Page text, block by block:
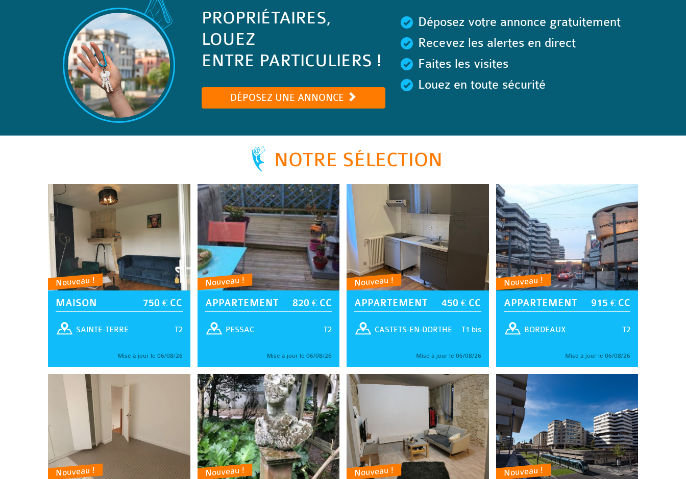
PROPRIÉTAIRES,
LOUEZ
ENTRE PARTICULIERS !
DÉPOSEZ UNE ANNONCE
Déposez votre annonce gratuitement
Recevez les alertes en direct
Faites les visites
Louez en toute sécurité
NOTRE SÉLECTION
Nouveau !
MAISON 750 € CC
T2
SAINTE-TERRE
Mise à jour le 06/08/26
Nouveau !
APPARTEMENT 820 € CC
T2
PESSAC
Mise à jour le 06/08/26
Nouveau !
APPARTEMENT 450 € CC
T1 bis
CASTETS-EN-DORTHE
Mise à jour le 06/08/26
Nouveau !
APPARTEMENT 915 € CC
T2
BORDEAUX
Mise à jour le 06/08/26
Nouveau ! Nouveau ! Nouveau ! Nouveau !